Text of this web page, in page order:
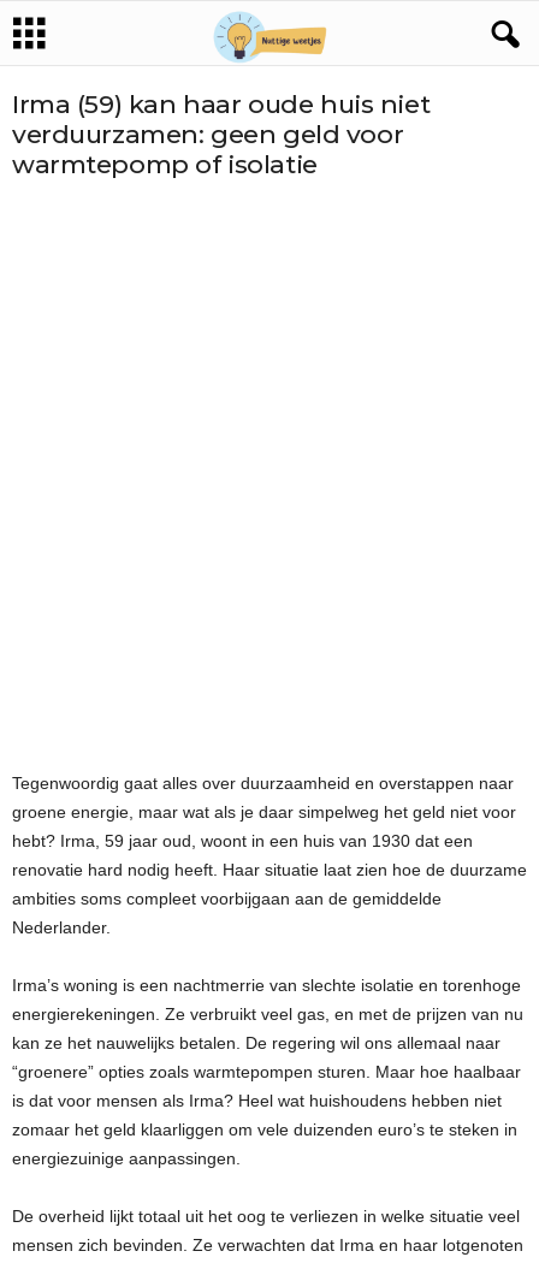
Irma (59) kan haar oude huis niet
verduurzamen: geen geld voor
warmtepomp of isolatie
Tegenwoordig gaat alles over duurzaamheid en overstappen naar
groene energie, maar wat als je daar simpelweg het geld niet voor
hebt? Irma, 59 jaar oud, woont in een huis van 1930 dat een
renovatie hard nodig heeft. Haar situatie laat zien hoe de duurzame
ambities soms compleet voorbijgaan aan de gemiddelde
Nederlander.
Irma’s woning is een nachtmerrie van slechte isolatie en torenhoge
energierekeningen. Ze verbruikt veel gas, en met de prijzen van nu
kan ze het nauwelijks betalen. De regering wil ons allemaal naar
“groenere” opties zoals warmtepompen sturen. Maar hoe haalbaar
is dat voor mensen als Irma? Heel wat huishoudens hebben niet
zomaar het geld klaarliggen om vele duizenden euro’s te steken in
energiezuinige aanpassingen.
De overheid lijkt totaal uit het oog te verliezen in welke situatie veel
mensen zich bevinden. Ze verwachten dat Irma en haar lotgenoten